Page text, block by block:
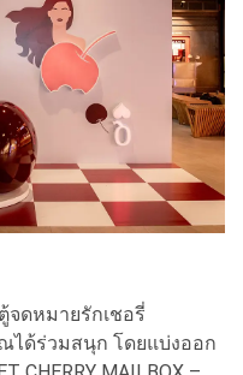
จดหมายรักเชอรี่
ณได้ร่วมสนุก โดยแบ่งออก